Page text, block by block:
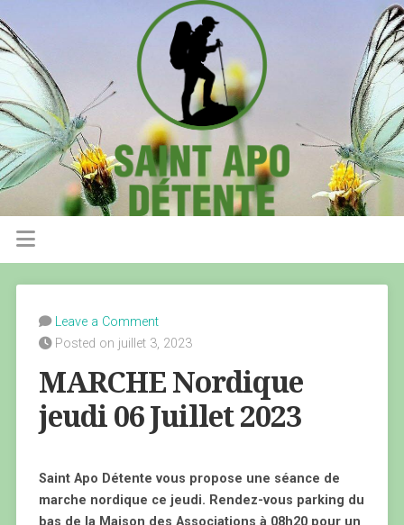
Leave a Comment
Posted on juillet 3, 2023
MARCHE Nordique
jeudi 06 Juillet 2023
Saint Apo Détente vous propose une séance de
marche nordique ce jeudi. Rendez-vous parking du
bas de la Maison des Associations à 08h20 pour un